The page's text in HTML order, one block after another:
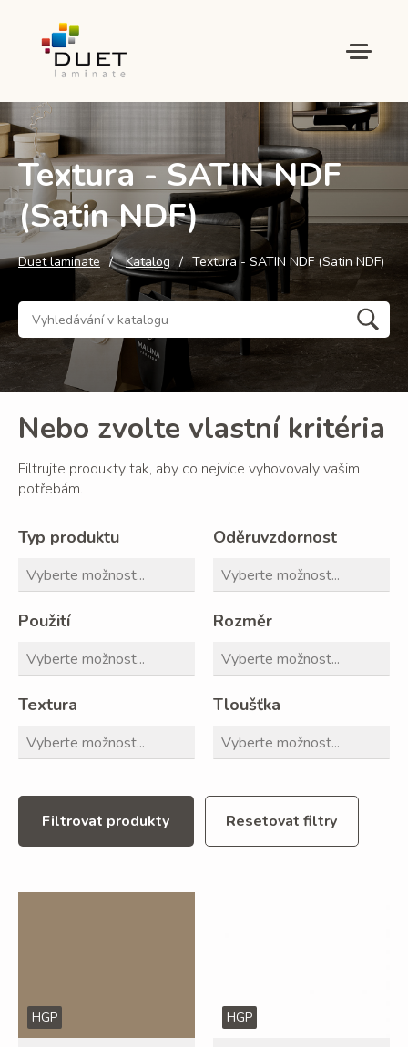
Textura - SATIN NDF
(Satin NDF)
Duet laminate Katalog Textura - SATIN NDF (Satin NDF)
Nebo zvolte vlastní kritéria
Filtrujte produkty tak, aby co nejvíce vyhovovaly vašim
potřebám.
Typ produktu Oděruvzdornost
Použití Rozměr
Textura Tloušťka
Filtrovat produkty Resetovat filtry
HGP HGP